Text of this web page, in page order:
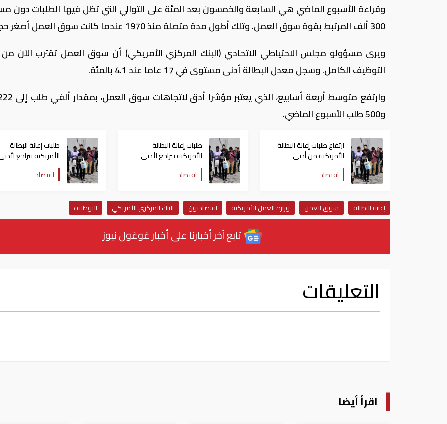
وقراءة الأسبوع الماضي هي السابعة والخمسون بعد المئة على التوالي التي تظل فيها الطلبات دون
300 ألف المرتبط بقوة سوق العمل. وتلك أطول مدة متصلة منذ 1970 عندما كانت سوق العمل أصغر حجما.
ويرى مسؤولو مجلس الاحتياطي الاتحادي (البنك المركزي الأمريكي) أن سوق العمل تقترب الآن
التوظيف الكامل. وسجل معدل البطالة أدنى مستوى في 17 عاما عند 4.1 بالمئة.
و500 طلب الأسبوع الماضي.
ارتفاع طلبات إعانة البطالة
الأمريكية من أدنى
مستوى في 48 عاما
اقتصاد
طلبات إعانة البطالة
الأمريكية تتراجع لأدنى
مستوى منذ 1969
اقتصاد
طلبات إعانة البطالة
الأمريكية تتراجع
مستوى منذ 48 عامًا
اقتصاد
إعانة البطالة سوق العمل وزارة العمل الأمريكية اقتصاديون البنك المركزي الأمريكي التوظيف
تابع آخر أخبارنا على أخبار غوغول نيوز
التعليقات
اقرأ أيضا